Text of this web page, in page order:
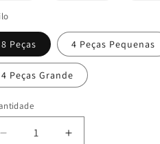
8 Peças 4 Peças Pequenas
4 Peças Grande
Diminuir
Aumentar